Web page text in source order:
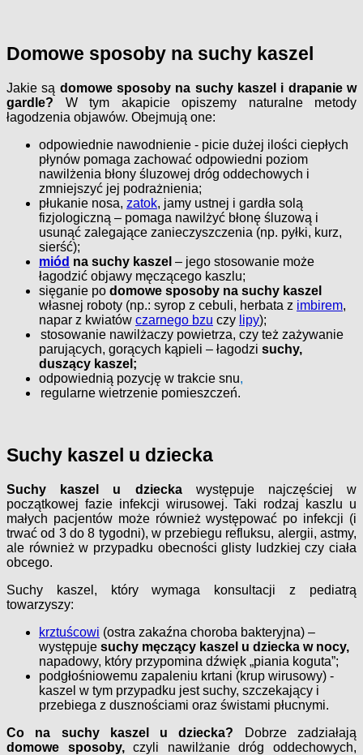
Domowe sposoby na suchy kaszel
Jakie są domowe sposoby na suchy kaszel i drapanie w
gardle?
W tym akapicie opiszemy naturalne metody
łagodzenia objawów. Obejmują one:
odpowiednie nawodnienie - picie dużej ilości ciepłych
płynów pomaga zachować odpowiedni poziom
nawilżenia błony śluzowej dróg oddechowych i
zmniejszyć jej podrażnienia;
płukanie nosa, zatok, jamy ustnej i gardła solą
fizjologiczną – pomaga nawilżyć błonę śluzową i
usunąć zalegające zanieczyszczenia (np. pyłki, kurz,
sierść);
miód na suchy kaszel – jego stosowanie może
łagodzić objawy męczącego kaszlu;
sięganie po domowe sposoby na suchy kaszel
własnej roboty (np.: syrop z cebuli, herbata z imbirem,
napar z kwiatów czarnego bzu czy lipy);
stosowanie nawilżaczy powietrza, czy też zażywanie
parujących, gorących kąpieli – łagodzi suchy,
duszący kaszel;
odpowiednią pozycję w trakcie snu,
regularne wietrzenie pomieszczeń.
Suchy kaszel u dziecka
Suchy kaszel u dziecka występuje najczęściej w
początkowej fazie infekcji wirusowej. Taki rodzaj kaszlu u
małych pacjentów może również występować po infekcji (i
trwać od 3 do 8 tygodni), w przebiegu refluksu, alergii, astmy,
ale również w przypadku obecności glisty ludzkiej czy ciała
obcego.
Suchy kaszel, który wymaga konsultacji z pediatrą
towarzyszy:
krztuścowi (ostra zakaźna choroba bakteryjna) –
występuje suchy męczący kaszel u dziecka w nocy,
napadowy, który przypomina dźwięk „piania koguta”;
podgłośniowemu zapaleniu krtani (krup wirusowy) -
kaszel w tym przypadku jest suchy, szczekający i
przebiega z dusznościami oraz świstami płucnymi.
Co na suchy kaszel u dziecka?
Dobrze zadziałają
domowe sposoby,czyli nawilżanie dróg oddechowych,